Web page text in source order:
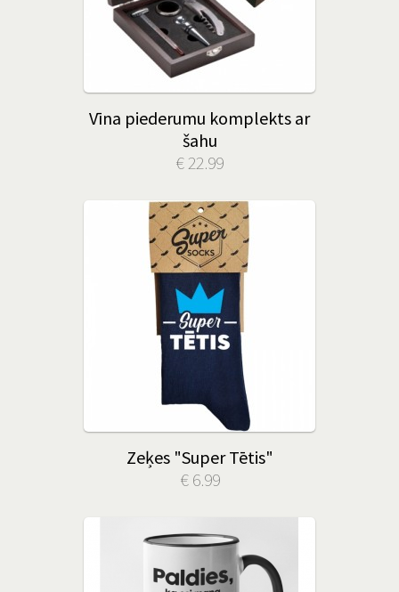
Vīna piederumu komplekts ar
šahu
€ 22.99
Zeķes "Super Tētis"
€ 6.99